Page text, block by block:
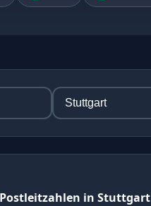
in Stuttgart